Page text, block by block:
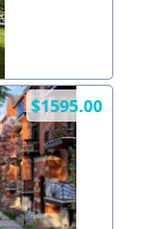
$1595.00